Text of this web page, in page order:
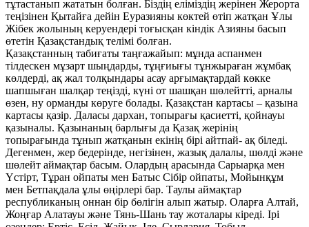
тұтастанып жататын болған. Біздің еліміздің жерінен Жерорта
теңізінен Қытайға дейін Еуразияны көктей өтіп жатқан Ұлы
Жібек жолының керуендері тоғысқан кіндік Азияны басып
өтетін Қазақстандық телімі болған.
Қазақстанның табиғаты таңғажайып: мұнда аспанмен
тілдескен мұзарт шыңдарды, тұңғиығы тұнжыраған жұмбақ
көлдерді, ақ жал толқындары асау арғымақтардай көкке
шапшыған шалқар теңізді, күні от шашқан шөлейтті, арналы
өзен, ну орманды көруге болады. Қазақстан картасы – қазына
картасы қазір. Даласы дархан, топырағы қасиетті, қойнауы
қазыналы. Қазынаның барлығы да Қазақ жерінің
топырағында тұнып жатқанын екінің бірі айтпай- ақ біледі.
Дегенмен, жер бедерінде, негізінен, жазық далалы, шөлді және
шөлейт аймақтар басым. Олардың арасында Сарыарқа мен
Үстірт, Тұран ойпаты мен Батыс Сібір ойпаты, Мойынқұм
мен Бетпақдала ұлы өңірлері бар. Таулы аймақтар
республиканың оннан бір бөлігін алып жатыр. Оларға Алтай,
Жоңғар Алатауы және Тянь-Шань тау жоталары кіреді. Ірі